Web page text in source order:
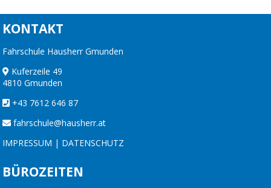
KONTAKT
Fahrschule Hausherr Gmunden
Kuferzeile 49
4810 Gmunden
+43 7612 646 87
fahrschule@hausherr.at
IMPRESSUM | DATENSCHUTZ
BÜROZEITEN